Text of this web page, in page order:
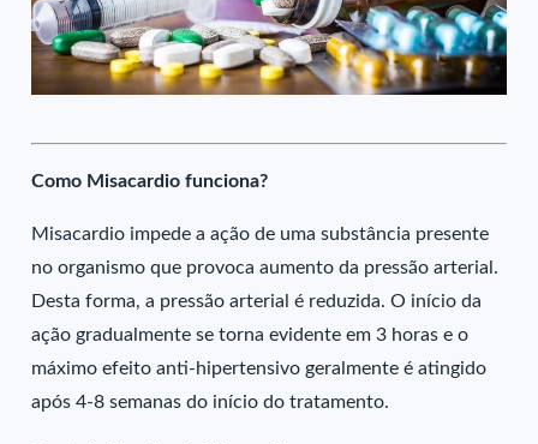
Como Misacardio funciona?
Misacardio impede a ação de uma substância presente
no organismo que provoca aumento da pressão arterial.
Desta forma, a pressão arterial é reduzida. O início da
ação gradualmente se torna evidente em 3 horas e o
máximo efeito anti-hipertensivo geralmente é atingido
após 4-8 semanas do início do tratamento.